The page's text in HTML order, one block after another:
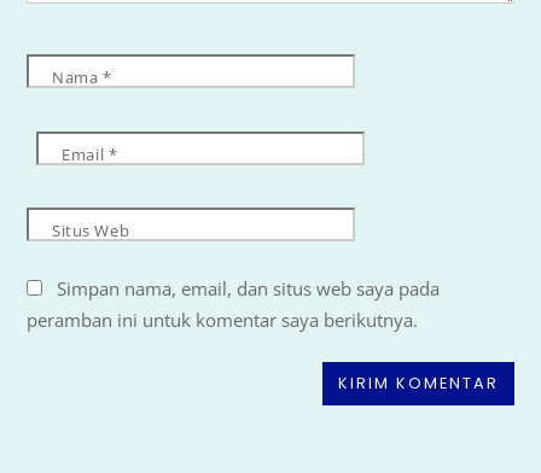
Nama *
Email *
Situs Web
Simpan nama, email, dan situs web saya pada
peramban ini untuk komentar saya berikutnya.